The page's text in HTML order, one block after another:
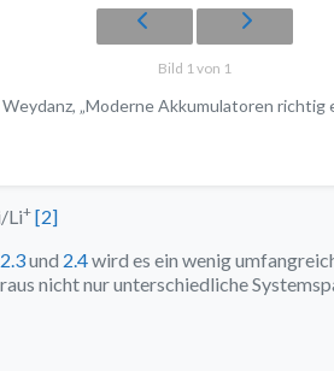
Bild 1 von 1
„Moderne Akkumulatoren richtig
Li+ [2]
2.3und 2.4wird es ein wenig
nicht nur unterschiedliche